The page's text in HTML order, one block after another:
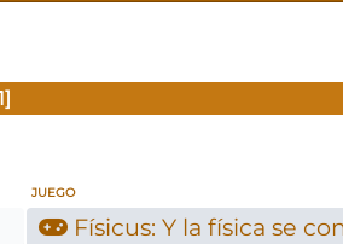
JUEGO
Físicus: Y la física se